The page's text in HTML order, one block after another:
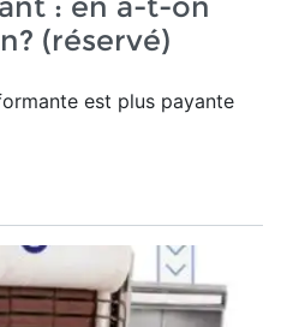
(réservé)
est plus payante